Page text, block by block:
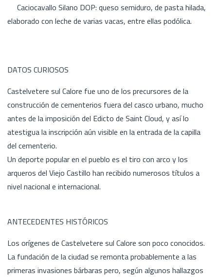
Caciocavallo Silano DOP: queso semiduro, de pasta hilada,
elaborado con leche de varias vacas, entre ellas podólica.
DATOS CURIOSOS
Castelvetere sul Calore fue uno de los precursores de la
construcción de cementerios fuera del casco urbano, mucho
antes de la imposición del Edicto de Saint Cloud, y así lo
atestigua la inscripción aún visible en la entrada de la capilla
del cementerio.
Un deporte popular en el pueblo es el tiro con arco y los
arqueros del Viejo Castillo han recibido numerosos títulos a
nivel nacional e internacional.
ANTECEDENTES HISTÓRICOS
Los orígenes de Castelvetere sul Calore son poco conocidos.
La fundación de la ciudad se remonta probablemente a las
primeras invasiones bárbaras pero, según algunos hallazgos